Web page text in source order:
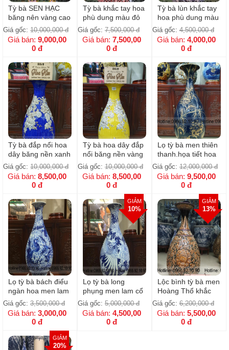
Tỳ bà SEN HẠC
băng nên vàng cao
cấp
Giá gốc: 10,000,000 đ
Giá bán:9,000,00
0 đ
Tỳ bà khắc tay hoa
phù dung màu đỏ
Giá gốc: 7,500,000 đ
Giá bán:7,500,00
0 đ
Tỳ bà lùn khắc tay
hoa phù dung màu
tràm
Giá gốc:4,500,000 đ
Giá bán:4,000,00
0 đ
Tỳ bà đắp nổi hoa
dây băng nền xanh
vẽ vàng kim
Giá gốc: 10,000,000 đ
Giá bán:8,500,00
0 đ
Tỳ bà hoa dây đắp
nổi băng nền vàng
vẽ vàng kim
Giá gốc: 10,000,000 đ
Giá bán:8,500,00
0 đ
Lọ tỳ bà men thiên
thanh.họa tiết hoa
dây vẽ vàng
Giá gốc:12,000,000 đ
Giá bán:9,500,00
0 đ
Lọ tỳ bà bách điểu
ngàn hoa men lam
cổ cao cấp H45cm
D25cm
Giá gốc: 3,500,000 đ
Giá bán:3,000,00
0 đ
GIẢM
10%
Lọ tỳ bà long
phụng men lam cổ
H55cm D30cm
Giá gốc: 5,000,000 đ
Giá bán:4,500,00
0 đ
GIẢM
13%
Lộc bình tỳ bà men
Hoàng Thổ khắc
nổi Phù Dung cực
cầu kỳ 75cm( giá
cho 1 bình )
Giá gốc:6,200,000 đ
Giá bán:5,500,00
0 đ
GIẢM
20%